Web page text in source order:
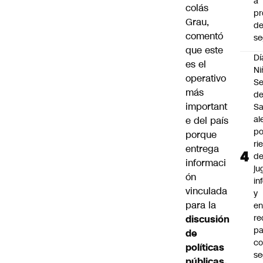
colás
Grau,
comentó
que este
es el
operativo
más
important
e del país
porque
entrega
informaci
ón
vinculada
para la
discusión
de
políticas
de
de
de
y